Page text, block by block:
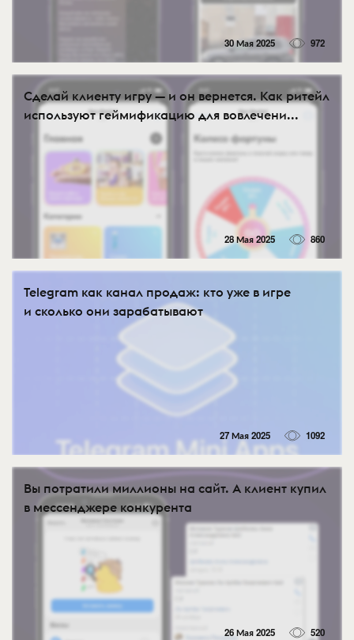
30 Мая 2025 972
Сделай клиенту игру — и он вернется. Как ритейл
используют геймификацию для вовлечени...
28 Мая 2025 860
Telegram как канал продаж: кто уже в игре
и сколько они зарабатывают
27 Мая 2025 1092
Вы потратили миллионы на сайт. А клиент купил
в мессенджере конкурента
26 Мая 2025 520